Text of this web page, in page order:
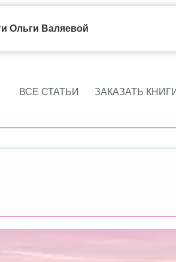
ВСЕ СТАТЬИ ЗАКАЗАТЬ
Ольги Валяевой